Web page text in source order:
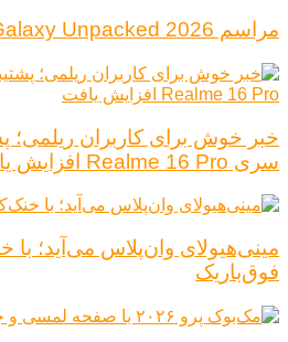
مراسم Galaxy Unpacked 2026
خبر خوش برای کاربران ریلمی؛
سری Realme 16 Pro افزایش یافت
مینی‌هیولای وان‌پلاس می‌آید؛
فوق‌باریک